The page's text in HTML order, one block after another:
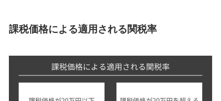
課税価格による適用される関税率